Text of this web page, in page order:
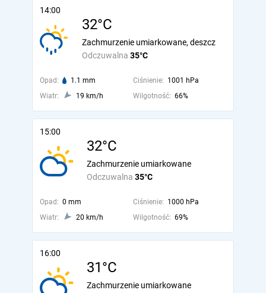
14:00
32°C
Odczuwalna 35°C
Zachmurzenie umiarkowane, deszcz
Opad: 1.1 mm Ciśnienie: 1001 hPa
Wiatr:
19 km/h Wilgotność: 66%
15:00
32°C
Odczuwalna 35°C
Zachmurzenie umiarkowane
Opad: 0 mm Ciśnienie: 1000 hPa
Wiatr:
20 km/h Wilgotność: 69%
16:00
31°C
Zachmurzenie umiarkowane